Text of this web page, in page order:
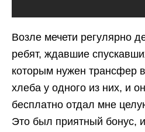
Возле мечети регулярно
ребят, ждавшие
которым нужен трансфер
хлеба у одного из них, и
бесплатно отдал мне
Это был приятный бонус,